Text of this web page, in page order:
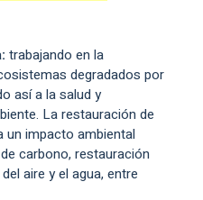
trabajando en la
degradados por
así a la salud y
La restauración de
impacto ambiental
carbono, restauración
aire y el agua, entre